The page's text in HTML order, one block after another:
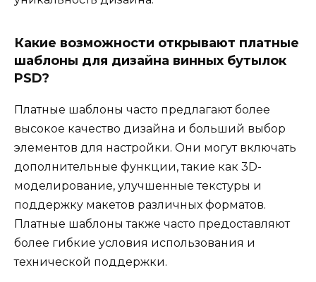
Какие возможности открывают платные
шаблоны для дизайна винных бутылок
PSD?
Платные шаблоны часто предлагают более
высокое качество дизайна и больший выбор
элементов для настройки. Они могут включать
дополнительные функции, такие как 3D-
моделирование, улучшенные текстуры и
поддержку макетов различных форматов.
Платные шаблоны также часто предоставляют
более гибкие условия использования и
технической поддержки.